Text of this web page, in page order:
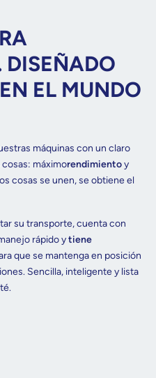
DISEÑADO
EL MUNDO
máquinas con un claro
máximorendimientoy
cosas se unen, se obtiene el
su transporte, cuenta con
rápido ytiene
que se mantenga en posición
Sencilla, inteligente y lista